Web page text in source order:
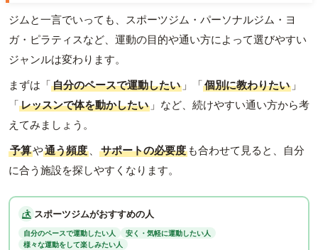
ジムと一言でいっても、スポーツジム・パーソナルジム・ヨ
ガ・ピラティスなど、運動の目的や通い方によって選びやすい
ジャンルは変わります。
まずは「自分のペースで運動したい 」「個別に教わりたい 」
「レッスンで体を動かしたい 」など、続けやすい通い方から考
えてみましょう。
予算や通う頻度 、 サポートの必要度 も合わせて見ると、自分
に合う施設を探しやすくなります。
スポーツジムがおすすめの人
自分のペースで運動したい人
安く・気軽に運動したい人
様々な運動をして楽しみたい人